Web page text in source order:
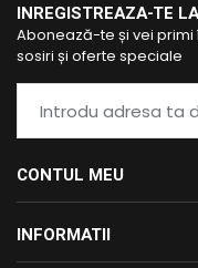
INREGISTREAZA-TE
Abonează-te și vei
sosiri și oferte speciale
CONTUL MEU
INFORMATII